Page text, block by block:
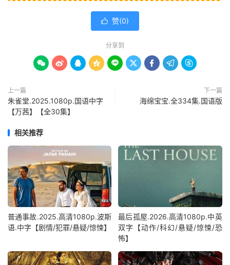
 赞(0)
分享到
        
上一篇
朱雀堂.2025.1080p.国语中字
【万茜】【全30集】
下一篇
海绵宝宝.全334集.国语版
相关推荐
普通事故.2025.高清1080p.波斯
语.中字【剧情/犯罪/悬疑/惊悚】
最后孤屋.2026.高清1080p.中英
双字【动作/科幻/悬疑/惊悚/恐
怖】